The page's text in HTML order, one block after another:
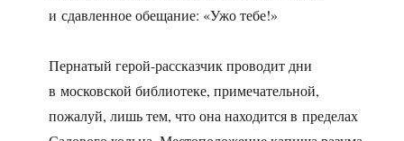
и сдавленное обещание: «Ужо тебе!»
Пернатый герой-рассказчик проводит дни
в московской библиотеке, примечательной,
пожалуй, лишь тем, что она находится в пределах